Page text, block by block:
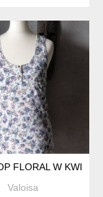
6XL / 52 / 24
FLORAL W
Valoisa